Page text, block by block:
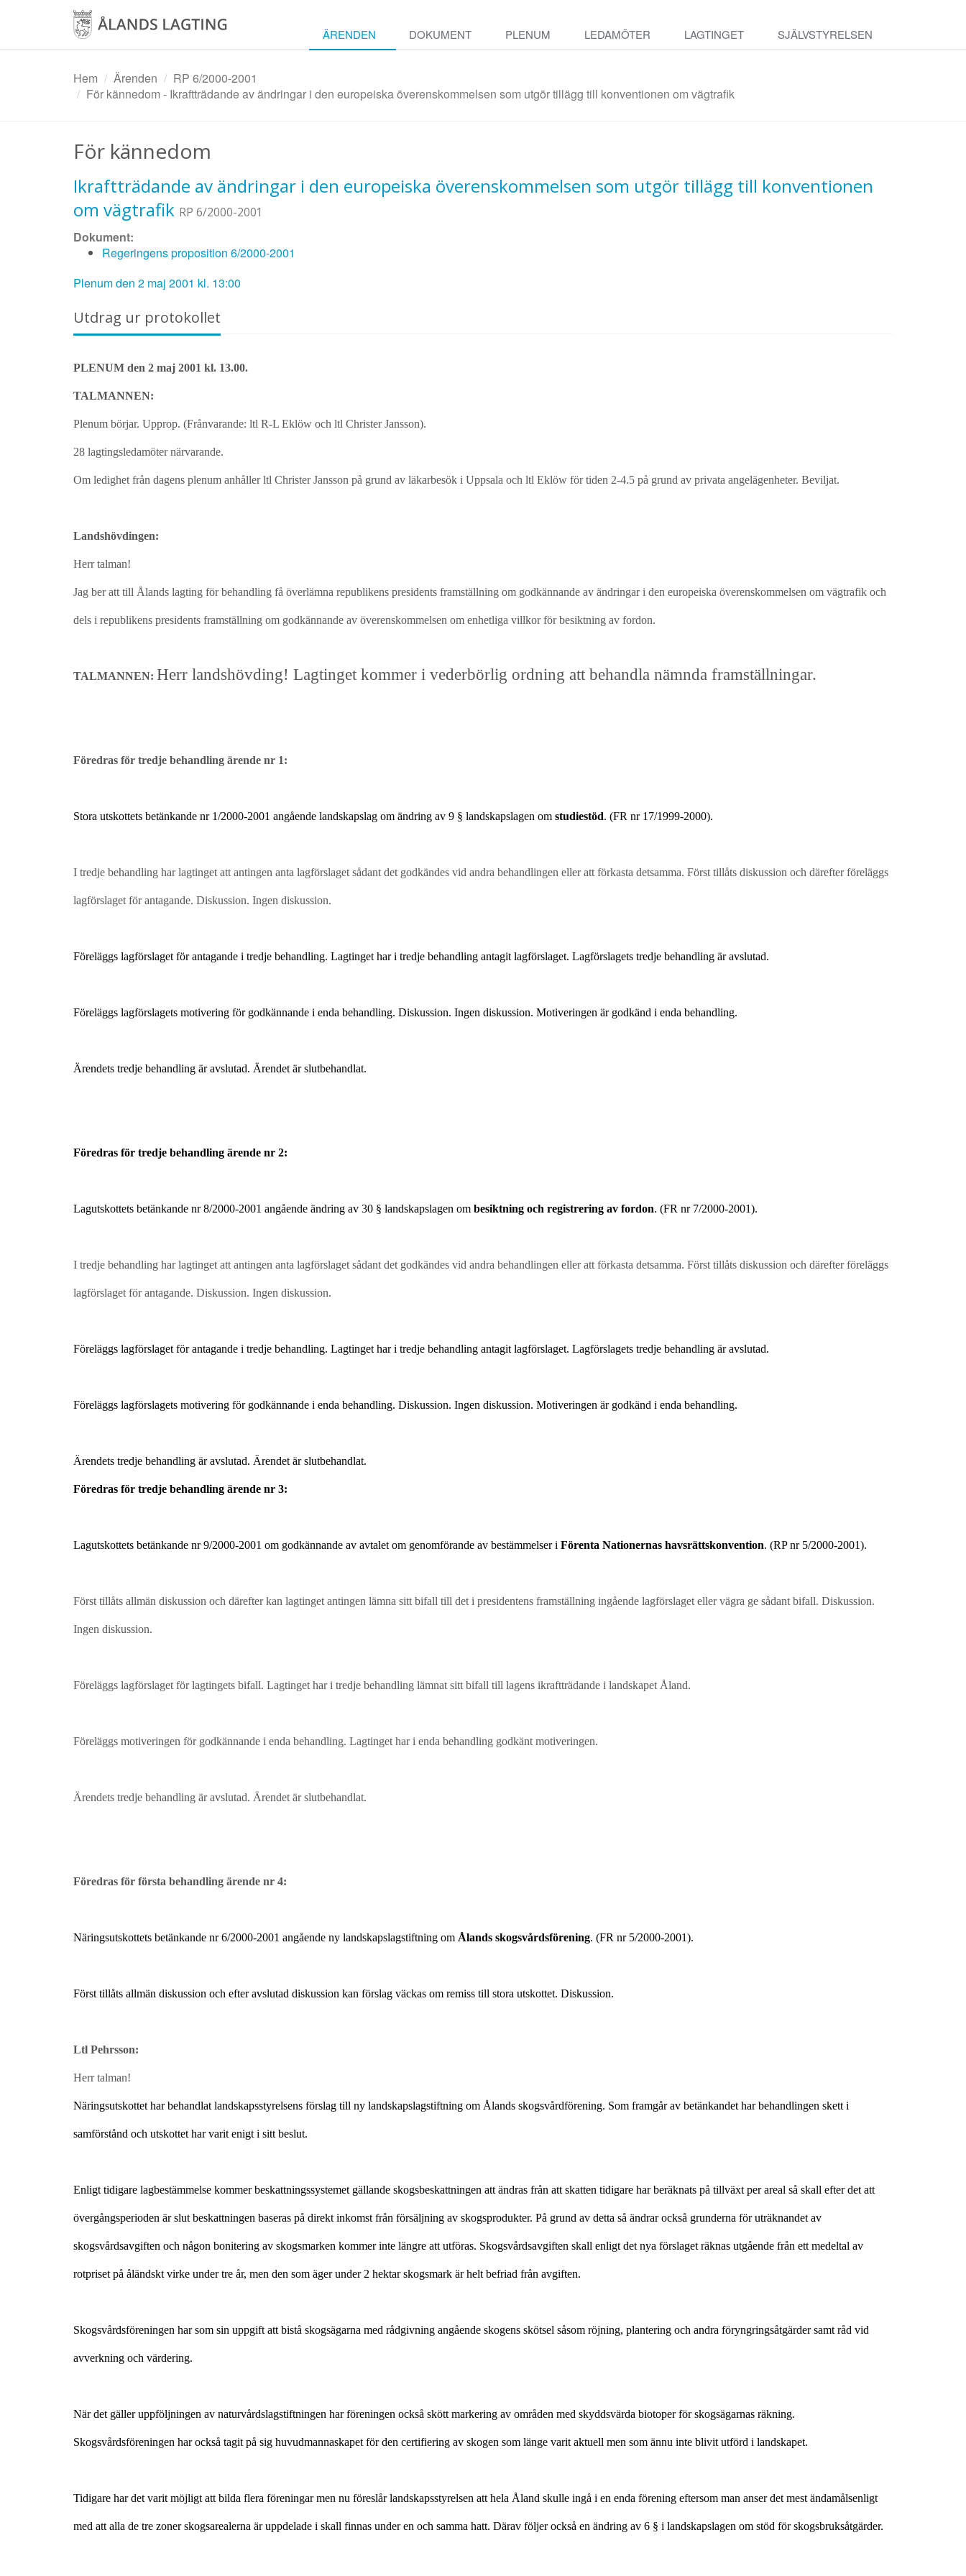
ÄRENDEN DOKUMENT PLENUM LEDAMÖTER LAGTINGET SJÄLVSTYRELSEN
Hem Ärenden
RP 6/2000-2001
För kännedom - Ikraftträdande av ändringar i den europeiska överenskommelsen som utgör tillägg till konventionen om vägtrafik
För kännedom
Ikraftträdande av ändringar i den europeiska överenskommelsen som utgör tillägg till konventionen
om vägtrafik RP 6/2000-2001
Dokument:
Regeringens proposition 6/2000-2001
Plenum den 2 maj 2001 kl. 13:00
Utdrag ur protokollet
PLENUM den 2 maj 2001 kl. 13.00.
TALMANNEN:
Plenum börjar. Upprop. (Frånvarande: ltl R-L Eklöw och ltl Christer Jansson).
28 lagtingsledamöter närvarande.
Om ledighet från dagens plenum anhåller ltl Christer Jansson på grund av läkarbesök i Uppsala och ltl Eklöw för tiden 2-4.5 på grund av privata angelägenheter. Beviljat.
Landshövdingen:
Herr talman!
Jag ber att till Ålands lagting för behandling få överlämna republikens presidents framställning om godkännande av ändringar i den europeiska överenskommelsen om vägtrafik och
dels i republikens presidents framställning om godkännande av överenskommelsen om enhetliga villkor för besiktning av fordon.
TALMANNEN: Herr landshövding! Lagtinget kommer i vederbörlig ordning att behandla nämnda framställningar.
Föredras för tredje behandling ärende nr 1:
Stora utskottets betänkande nr 1/2000-2001 angående landskapslag om ändring av 9 § landskapslagen om studiestöd. (FR nr 17/1999-2000).
I tredje behandling har lagtinget att antingen anta lagförslaget sådant det godkändes vid andra behandlingen eller att förkasta detsamma. Först tillåts diskussion och därefter föreläggs
lagförslaget för antagande. Diskussion. Ingen diskussion.
Föreläggs lagförslaget för antagande i tredje behandling. Lagtinget har i tredje behandling antagit lagförslaget. Lagförslagets tredje behandling är avslutad.
Föreläggs lagförslagets motivering för godkännande i enda behandling. Diskussion. Ingen diskussion. Motiveringen är godkänd i enda behandling.
Ärendets tredje behandling är avslutad. Ärendet är slutbehandlat.
Föredras för tredje behandling ärende nr 2:
Lagutskottets betänkande nr 8/2000-2001 angående ändring av 30 § landskapslagen om besiktning och registrering av fordon. (FR nr 7/2000-2001).
I tredje behandling har lagtinget att antingen anta lagförslaget sådant det godkändes vid andra behandlingen eller att förkasta detsamma. Först tillåts diskussion och därefter föreläggs
lagförslaget för antagande. Diskussion. Ingen diskussion.
Föreläggs lagförslaget för antagande i tredje behandling. Lagtinget har i tredje behandling antagit lagförslaget. Lagförslagets tredje behandling är avslutad.
Föreläggs lagförslagets motivering för godkännande i enda behandling. Diskussion. Ingen diskussion. Motiveringen är godkänd i enda behandling.
Ärendets tredje behandling är avslutad. Ärendet är slutbehandlat.
Föredras för tredje behandling ärende nr 3:
Lagutskottets betänkande nr 9/2000-2001 om godkännande av avtalet om genomförande av bestämmelser i Förenta Nationernas havsrättskonvention. (RP nr 5/2000-2001).
Först tillåts allmän diskussion och därefter kan lagtinget antingen lämna sitt bifall till det i presidentens framställning ingående lagförslaget eller vägra ge sådant bifall. Diskussion.
Ingen diskussion.
Föreläggs lagförslaget för lagtingets bifall. Lagtinget har i tredje behandling lämnat sitt bifall till lagens ikraftträdande i landskapet Åland.
Föreläggs motiveringen för godkännande i enda behandling. Lagtinget har i enda behandling godkänt motiveringen.
Ärendets tredje behandling är avslutad. Ärendet är slutbehandlat.
Föredras för första behandling ärende nr 4:
Näringsutskottets betänkande nr 6/2000-2001 angående ny landskapslagstiftning om Ålands skogsvårdsförening. (FR nr 5/2000-2001).
Först tillåts allmän diskussion och efter avslutad diskussion kan förslag väckas om remiss till stora utskottet. Diskussion.
Ltl Pehrsson:
Herr talman!
Näringsutskottet har behandlat landskapsstyrelsens förslag till ny landskapslagstiftning om Ålands skogsvårdförening. Som framgår av betänkandet har behandlingen skett i
samförstånd och utskottet har varit enigt i sitt beslut.
Enligt tidigare lagbestämmelse kommer beskattningssystemet gällande skogsbeskattningen att ändras från att skatten tidigare har beräknats på tillväxt per areal så skall efter det att
övergångsperioden är slut beskattningen baseras på direkt inkomst från försäljning av skogsprodukter. På grund av detta så ändrar också grunderna för uträknandet av
skogsvårdsavgiften och någon bonitering av skogsmarken kommer inte längre att utföras. Skogsvårdsavgiften skall enligt det nya förslaget räknas utgående från ett medeltal av
rotpriset på åländskt virke under tre år, men den som äger under 2 hektar skogsmark är helt befriad från avgiften.
Skogsvårdsföreningen har som sin uppgift att bistå skogsägarna med rådgivning angående skogens skötsel såsom röjning, plantering och andra föryngringsåtgärder samt råd vid
avverkning och värdering.
När det gäller uppföljningen av naturvårdslagstiftningen har föreningen också skött markering av områden med skyddsvärda biotoper för skogsägarnas räkning.
Skogsvårdsföreningen har också tagit på sig huvudmannaskapet för den certifiering av skogen som länge varit aktuell men som ännu inte blivit utförd i landskapet.
Tidigare har det varit möjligt att bilda flera föreningar men nu föreslår landskapsstyrelsen att hela Åland skulle ingå i en enda förening eftersom man anser det mest ändamålsenligt
med att alla de tre zoner skogsarealerna är uppdelade i skall finnas under en och samma hatt. Därav följer också en ändring av 6 § i landskapslagen om stöd för skogsbruksåtgärder.